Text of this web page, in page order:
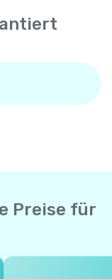
Preise für